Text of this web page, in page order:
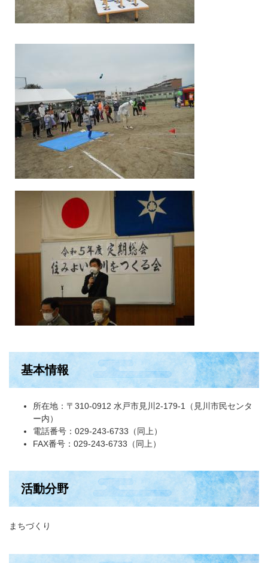
基本情報
所在地：〒310-0912 水戸市見川2-179-1（見川市民センタ
ー内）
電話番号：029-243-6733（同上）
FAX番号：029-243-6733（同上）
活動分野
まちづくり